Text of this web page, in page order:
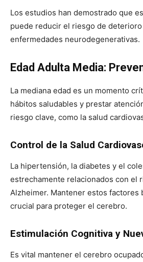
Los estudios han demostrado que
puede reducir el riesgo de
enfermedades neurodegenerativas.
Edad Adulta Media:
La mediana edad es un momento
hábitos saludables y prestar
riesgo clave, como la salud
Control de la Salud
La hipertensión, la diabetes y el
estrechamente relacionados con el
Alzheimer. Mantener estos factores
crucial para proteger el cerebro.
Estimulación Cognitiva y
Es vital mantener el cerebro